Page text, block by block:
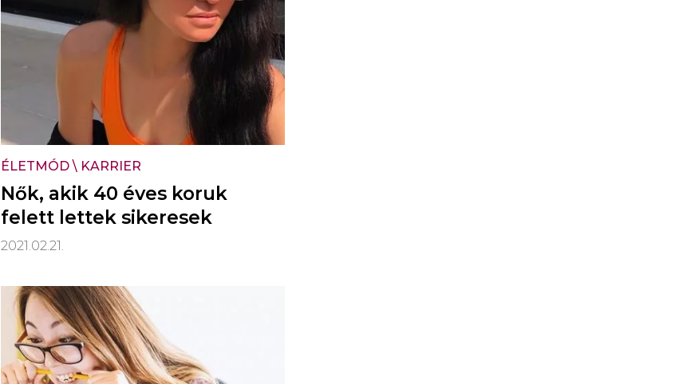
ÉLETMÓD\ KARRIER
Nők, akik 40 éves koruk
felett lettek sikeresek
2021.02.21.